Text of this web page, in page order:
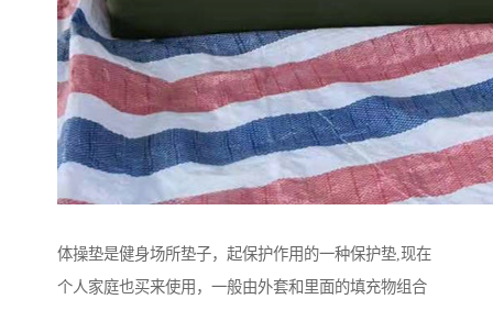
体操垫是健身场所垫子，起保护作用的一种保护垫,现在
个人家庭也买来使用，一般由外套和里面的填充物组合